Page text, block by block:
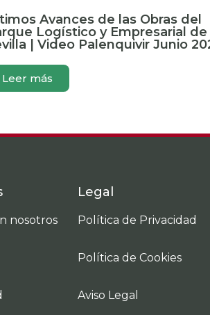
Avances de las Obras del
Logístico y Empresarial de
| Video Palenquivir Junio
Leer más
nosotros
Legal
Política de Privacidad
Política de Cookies
Aviso Legal